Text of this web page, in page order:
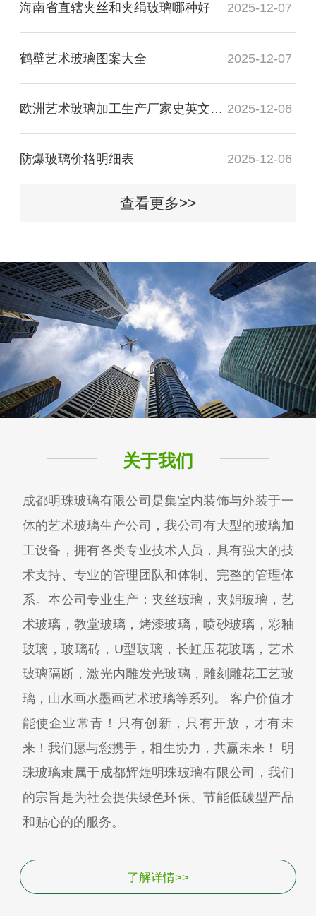
海南省直辖夹丝和夹绢玻璃哪种好 2025-12-07
鹤壁艺术玻璃图案大全 2025-12-07
欧洲艺术玻璃加工生产厂家史英文名词解释 2025-12-06
防爆玻璃价格明细表 2025-12-06
查看更多>>
关于我们
成都明珠玻璃有限公司是集室内装饰与外装于一
体的艺术玻璃生产公司，我公司有大型的玻璃加
工设备，拥有各类专业技术人员，具有强大的技
术支持、专业的管理团队和体制、完整的管理体
系。本公司专业生产：夹丝玻璃，夹娟玻璃，艺
术玻璃，教堂玻璃，烤漆玻璃，喷砂玻璃，彩釉
玻璃，玻璃砖，U型玻璃，长虹压花玻璃，艺术
玻璃隔断，激光内雕发光玻璃，雕刻雕花工艺玻
璃，山水画水墨画艺术玻璃等系列。 客户价值才
能使企业常青！只有创新，只有开放，才有未
来！我们愿与您携手，相生协力，共赢未来！ 明
珠玻璃隶属于成都辉煌明珠玻璃有限公司，我们
的宗旨是为社会提供绿色环保、节能低碳型产品
和贴心的的服务。
了解详情>>